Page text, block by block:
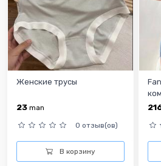
Женские трусы
23 man
0 отзыв(ов)
В корзину